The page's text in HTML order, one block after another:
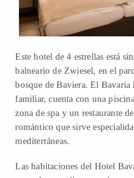
Este hotel de 4 estrellas está
balneario de Zwiesel, en el
bosque de Baviera. El Bavaria
familiar, cuenta con una
zona de spa y un restaurante
romántico que sirve
mediterráneas.
Las habitaciones del Hotel